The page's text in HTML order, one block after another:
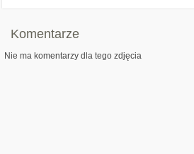
Komentarze
Nie ma komentarzy dla tego zdjęcia